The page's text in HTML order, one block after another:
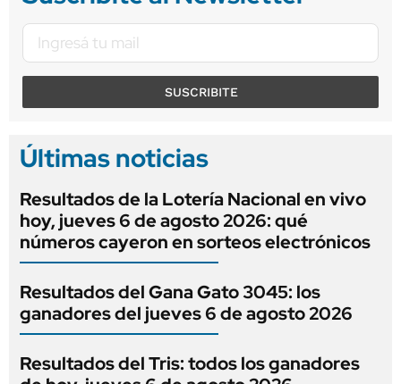
SUSCRIBITE
Últimas noticias
Resultados de la Lotería Nacional en vivo
hoy, jueves 6 de agosto 2026: qué
números cayeron en sorteos electrónicos
Resultados del Gana Gato 3045: los
ganadores del jueves 6 de agosto 2026
Resultados del Tris: todos los ganadores